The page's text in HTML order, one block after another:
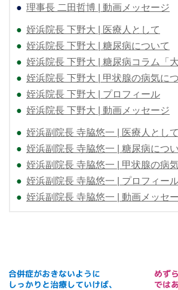
● 理事長 二田哲博 | 動画メッセージ
● 姪浜院長 下野大 | 医療人として
● 姪浜院長 下野大 | 糖尿病について
● 姪浜院長 下野大 | 糖尿病コラム「
● 姪浜院長 下野大 | 甲状腺の病気に
● 姪浜院長 下野大 | プロフィール
● 姪浜院長 下野大 | 動画メッセージ
● 姪浜副院長 寺脇悠一 | 医療人として
● 姪浜副院長 寺脇悠一 | 糖尿病につ
● 姪浜副院長 寺脇悠一 | 甲状腺の病
● 姪浜副院長 寺脇悠一 | プロフィー
● 姪浜副院長 寺脇悠一 | 動画メッセ